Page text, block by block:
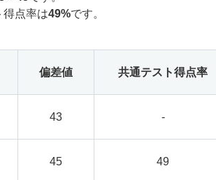
得点率は49%です。
偏差値 共通テスト得点率
43 -
45 49